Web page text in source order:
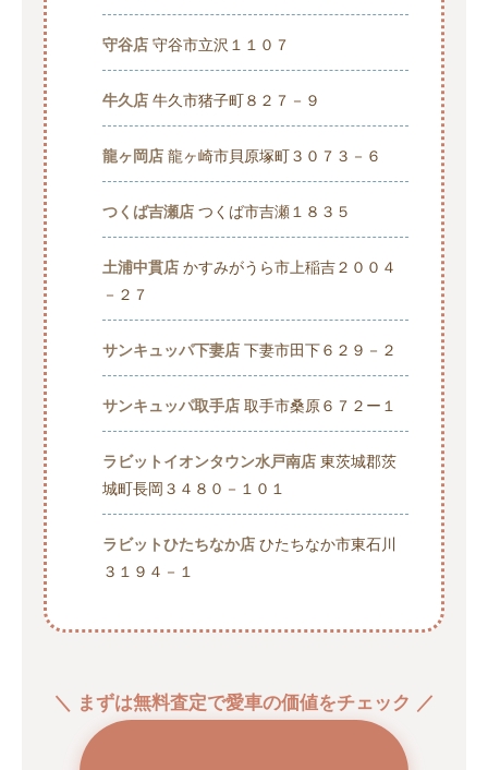
守谷店 守谷市立沢１１０７
牛久店 牛久市猪子町８２７－９
龍ヶ岡店 龍ヶ崎市貝原塚町３０７３－６
つくば吉瀬店 つくば市吉瀬１８３５
土浦中貫店 かすみがうら市上稲吉２００４
－２７
サンキュッパ下妻店 下妻市田下６２９－２
サンキュッパ取手店 取手市桑原６７２ー１
ラビットイオンタウン水戸南店 東茨城郡茨
城町長岡３４８０－１０１
ラビットひたちなか店 ひたちなか市東石川
３１９４－１
＼ まずは無料査定で愛車の価値をチェック ／